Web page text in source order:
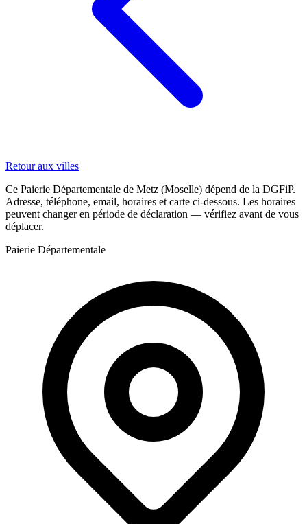
Retour aux villes
Ce Paierie Départementale de Metz (Moselle) dépend de la DGFiP.
Adresse, téléphone, email, horaires et carte ci-dessous. Les horaires
peuvent changer en période de déclaration — vérifiez avant de vous
déplacer.
Paierie Départementale